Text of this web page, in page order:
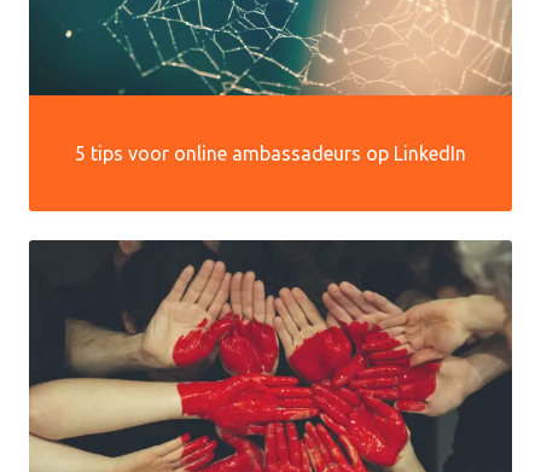
5 tips voor online ambassadeurs op LinkedIn